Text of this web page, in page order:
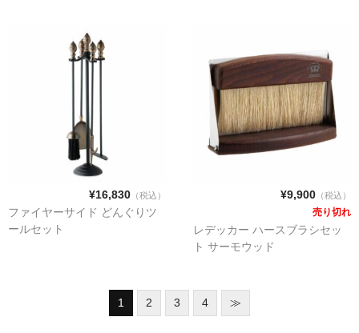
¥16,830（税込）
ファイヤーサイド どんぐりツ
ールセット
¥9,900（税込）
売り切れ
レデッカー ハースブラシセッ
ト サーモウッド
1 2 3 4 ≫